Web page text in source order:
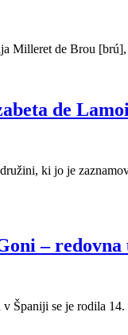
Milleret de Brou
de
ki jo je
–
Španiji se je rodila